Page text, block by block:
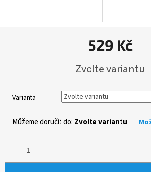
529 Kč
cena:
Zvolte variantu
Varianta
Můžeme doručit do: Zvolte variantu